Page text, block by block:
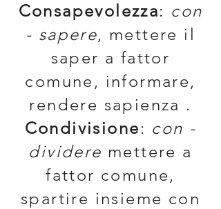
Consapevolezza: con
- sapere, mettere il
saper a fattor
comune, informare,
rendere sapienza .
Condivisione: con -
dividere mettere a
fattor comune,
spartire insieme con